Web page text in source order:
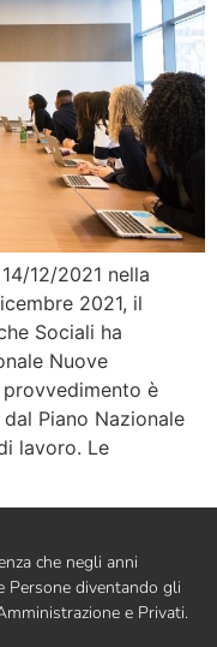
12/2021 nella
2021, il
Sociali ha
Nuove
è
Piano Nazionale
lavoro. Le
che negli anni
Persone diventando gli
e Privati.